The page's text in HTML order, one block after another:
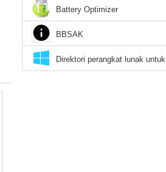
Battery Optimizer
BBSAK
Direktori perangkat lunak untuk
Windows 8